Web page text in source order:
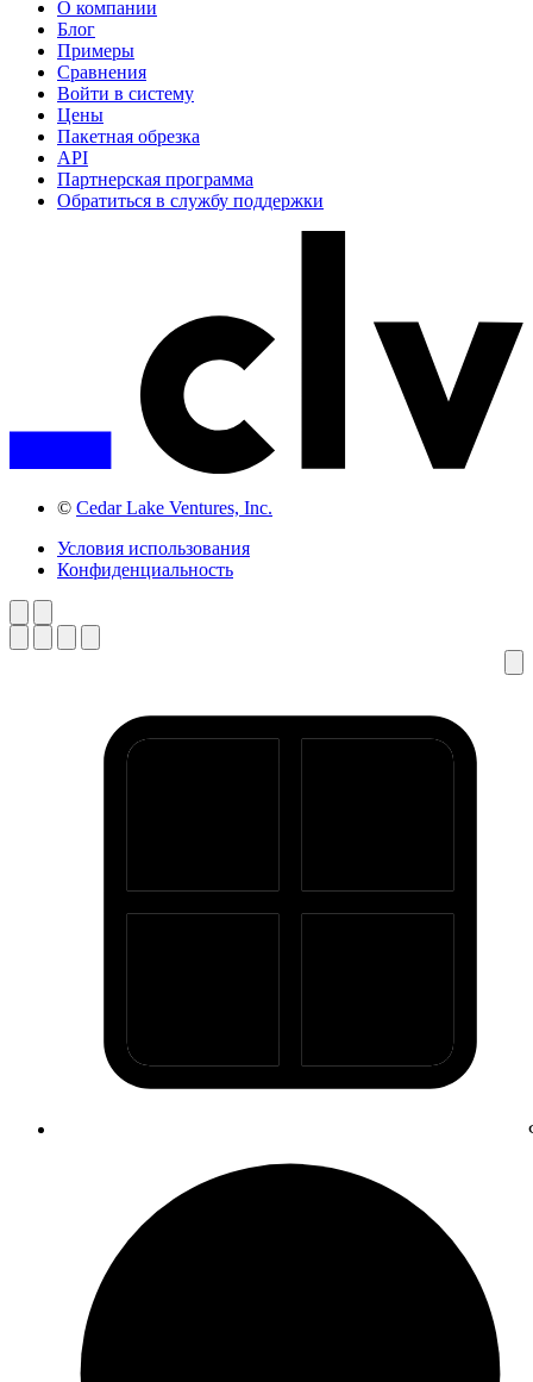
О компании
Блог
Примеры
Сравнения
Войти в систему
Цены
Пакетная обрезка
API
Партнерская программа
Обратиться в службу поддержки
© Cedar Lake Ventures, Inc.
Условия использования
Конфиденциальность